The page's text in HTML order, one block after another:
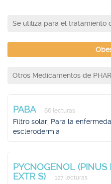
Se utiliza para el tratamiento
Otros Medicamentos de
PABA 66 lecturas
Filtro solar, Para la
esclerodermia
PYCNOGENOL (PINUS
EXTR S)
127 lecturas